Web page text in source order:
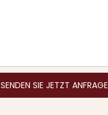
SENDEN SIE JETZT ANFRAGE